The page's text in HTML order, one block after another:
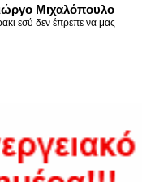
Μιχαλόπουλο
εσύ δεν έπρεπε να μας